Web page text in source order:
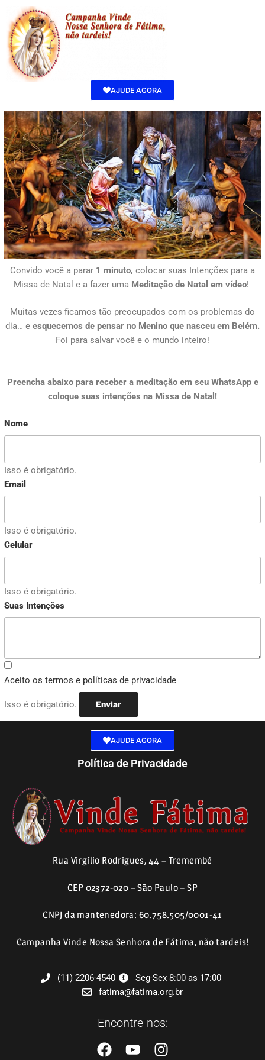
AJUDE AGORA
Convido você a parar 1 minuto, colocar suas Intenções para a
Missa de Natal e a fazer uma Meditação de Natal em vídeo!
Muitas vezes ficamos tão preocupados com os problemas do
dia… e esquecemos de pensar no Menino que nasceu em Belém.
Foi para salvar você e o mundo inteiro!
Preencha abaixo para receber a meditação em seu WhatsApp e
coloque suas intenções na Missa de Natal!
Nome
Isso é obrigatório.
Email
Isso é obrigatório.
Celular
Isso é obrigatório.
Suas Intenções
Aceito os termos e políticas de privacidade
Isso é obrigatório. Enviar
AJUDE AGORA
Política de Privacidade
Rua Virgílio Rodrigues, 44 – Tremembé
CEP 02372-020 – São Paulo – SP
CNPJ da mantenedora: 60.758.505/0001-41
Campanha Vinde Nossa Senhora de Fátima, não tardeis!
(11) 2206-4540
Seg-Sex 8:00 as 17:00
fatima@fatima.org.br
Encontre-nos: